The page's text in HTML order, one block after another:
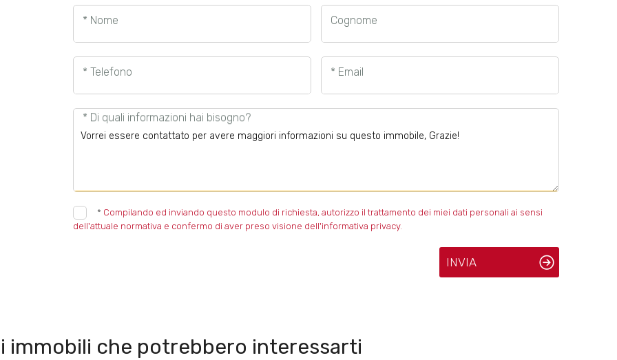
* Nome Cognome
* Telefono * Email
* Di quali informazioni hai bisogno?
* Compilando ed inviando questo modulo di richiesta, autorizzo il trattamento dei miei dati personali ai sensi
dell'attuale normativa e confermo di aver preso visione dell'informativa privacy.
INVIA
immobili che potrebbero interessarti